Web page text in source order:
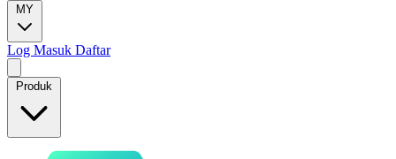
MY
Log Masuk Daftar
Produk